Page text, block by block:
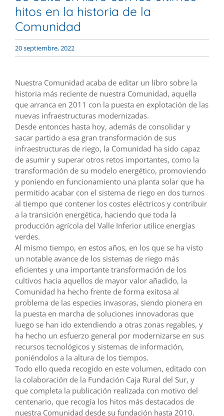
hitos en la historia de la
Comunidad
20 septiembre, 2022
Nuestra Comunidad acaba de editar un libro sobre la
historia más reciente de nuestra Comunidad, aquella
que arranca en 2011 con la puesta en explotación de las
nuevas infraestructuras modernizadas.
Desde entonces hasta hoy, además de consolidar y
sacar partido a esa gran transformación de sus
infraestructuras de riego, la Comunidad ha sido capaz
de asumir y superar otros retos importantes, como la
transformación de su modelo energético, promoviendo
y poniendo en funcionamiento una planta solar que ha
permitido acabar con el sistema de riego en dos turnos
al tiempo que contener los costes eléctricos y contribuir
a la transición energética, haciendo que toda la
producción agrícola del Valle Inferior utilice energías
verdes.
Al mismo tiempo, en estos años, en los que se ha visto
un notable avance de los sistemas de riego más
eficientes y una importante transformación de los
cultivos hacia aquellos de mayor valor añadido, la
Comunidad ha hecho frente de forma exitosa al
problema de las especies invasoras, siendo pionera en
la puesta en marcha de soluciones innovadoras que
luego se han ido extendiendo a otras zonas regables, y
ha hecho un esfuerzo general por modernizarse en sus
recursos tecnológicos y sistemas de información,
poniéndolos a la altura de los tiempos.
Todo ello queda recogido en este volumen, editado con
la colaboración de la Fundación Caja Rural del Sur, y
que completa la publicación realizada con motivo del
centenario, que recogía los hitos más destacados de
nuestra Comunidad desde su fundación hasta 2010.